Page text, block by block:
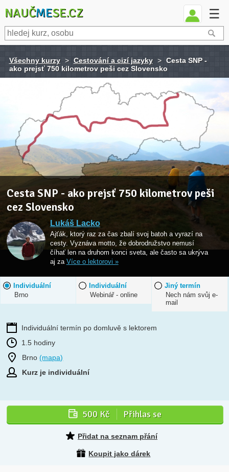
NAUČMESE.CZ ☰
Všechny kurzy > Cestování a cizí jazyky > Cesta SNP -
ako prejsť 750 kilometrov peši cez Slovensko
Cesta SNP - ako prejsť 750 kilometrov peši
cez Slovensko
Lukáš Lacko
Ajťák, ktorý raz za čas zbalí svoj batoh a vyrazí na
cesty. Vyznáva motto, že dobrodružstvo nemusí
číhať len na druhom konci sveta, ale často sa ukrýva
aj za Více o lektorovi »
Individuální
Brno
Individuální
Webinář - online
Jiný termín
Nech nám svůj e-
mail
Individuální termín po domluvě s lektorem
1.5 hodiny
Brno(mapa)
Kurz je individuální
500 Kč Přihlas se
Přidat na seznam přání
Koupit jako dárek